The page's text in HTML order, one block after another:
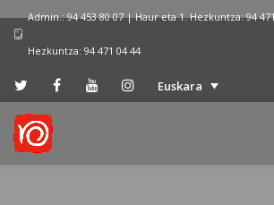
Admin.: 94 453 80 07 | Haur eta 1. Hezkuntza: 94
Hezkuntza: 94 471 04 44
Euskara